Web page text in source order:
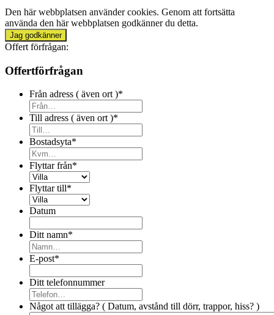
Den här webbplatsen använder cookies. Genom att fortsätta
använda den här webbplatsen godkänner du detta.
Jag godkänner
Offert förfrågan:
Offertförfrågan
Från adress ( även ort )*
Till adress ( även ort )*
Bostadsyta*
Flyttar från*
Flyttar till*
Datum
Ditt namn*
E-post*
Ditt telefonnummer
Något att tillägga? ( Datum, avstånd till dörr, trappor, hiss? )